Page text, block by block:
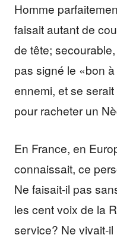
Homme
faisait autant de
de tête;
pas signé le «bon
ennemi, et se
pour racheter un
En France, en
connaissait, ce
Ne faisait-il pas
les cent voix de la
service? Ne vivait-